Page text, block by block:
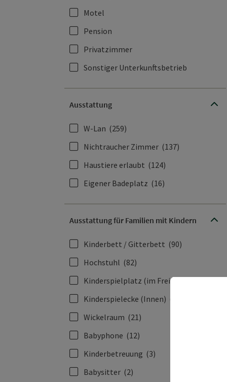
Motel
Pension
Privatzimmer
Sonstiger Unterkunftsbetrieb
Ausstattung
W-Lan (259)
Nichtraucher Zimmer (137)
Haustiere erlaubt (124)
Eigener Badeplatz (16)
Ausstattung für Familien mit Kindern
Kinderbett / Gitterbett (90)
Hochstuhl (82)
Kinderspielplatz (im Freien)(79)
Kinderspielecke (Innen) (23)
Wickelraum (21)
Babyphone (12)
Kinderbetreuung (3)
Babysitter (2)